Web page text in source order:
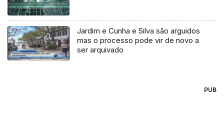
Jardim e Cunha e Silva são arguidos
mas o processo pode vir de novo a
ser arquivado
PUB